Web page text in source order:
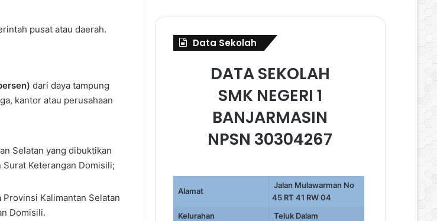
pusat atau daerah.
dari daya tampung
kantor atau perusahaan
Selatan yang dibuktikan
Keterangan Domisili;
Kalimantan Selatan
Domisili.
Data Sekolah
DATA SEKOLAH
SMK NEGERI 1
BANJARMASIN
NPSN 30304267
Alamat
Jalan Mulawarman No
45 RT 41 RW 04
Kelurahan
Teluk Dalam